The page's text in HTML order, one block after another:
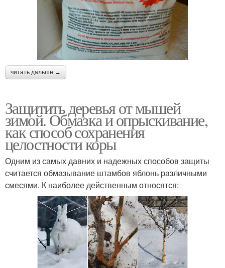
читать дальше →
Защитить деревья от мышей
зимой. Обмазка и опрыскивание,
как способ сохранения
целостности коры
Одним из самых давних и надежных способов защиты
считается обмазывание штамбов яблонь различными
смесями. К наиболее действенным относятся: